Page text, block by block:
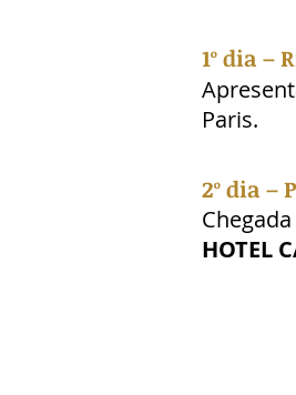
1º dia –
Paris.
2º dia –
HOTEL